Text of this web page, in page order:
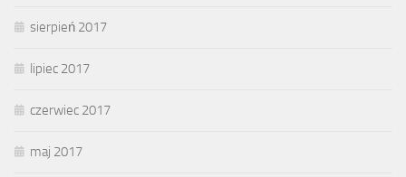
sierpień 2017
lipiec 2017
czerwiec 2017
maj 2017